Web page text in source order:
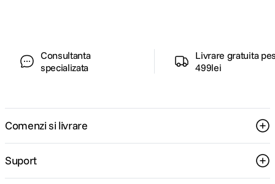
Consultanta
specializata
Livrare gratuita
499lei
Comenzi si livrare
Suport